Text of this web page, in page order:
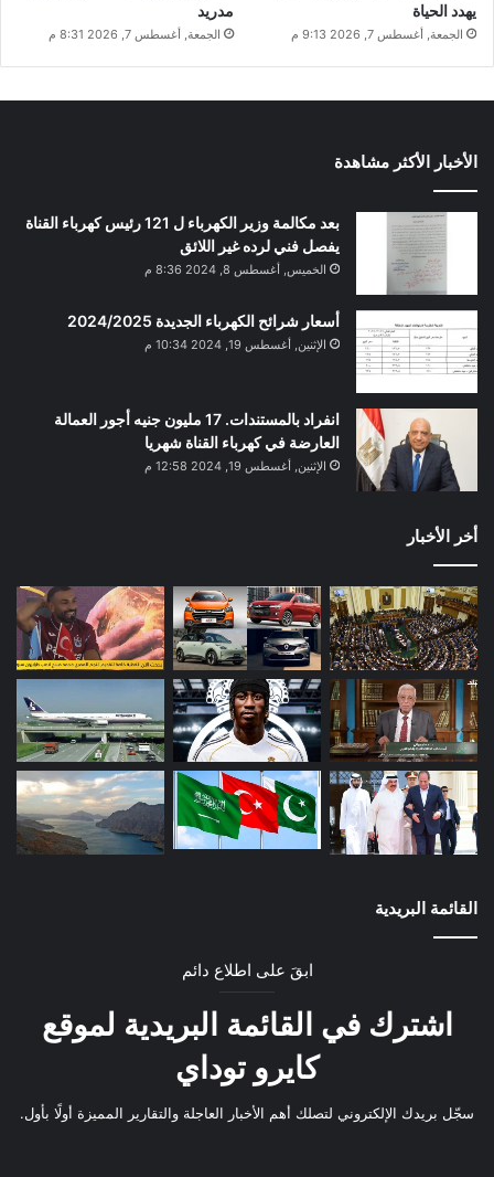
يهدد الحياة
الجمعة, أغسطس 7, 2026 9:13 م
مدريد
الجمعة, أغسطس 7, 2026 8:31 م
الأخبار الأكثر مشاهدة
بعد مكالمة وزير الكهرباء ل 121 رئيس كهرباء القناة
يفصل فني لرده غير اللائق
الخميس, أغسطس 8, 2024 8:36 م
أسعار شرائح الكهرباء الجديدة 2024/2025
الإثنين, أغسطس 19, 2024 10:34 م
انفراد بالمستندات. 17 مليون جنيه أجور العمالة
العارضة في كهرباء القناة شهريا
الإثنين, أغسطس 19, 2024 12:58 م
أخر الأخبار
القائمة البريدية
ابقَ على اطلاع دائم
اشترك في القائمة البريدية لموقع
كايرو توداي
سجّل بريدك الإلكتروني لتصلك أهم الأخبار العاجلة والتقارير المميزة أولًا بأول.